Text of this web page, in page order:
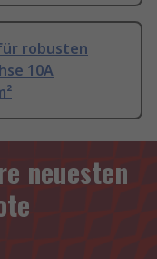
robusten
10A
neuesten